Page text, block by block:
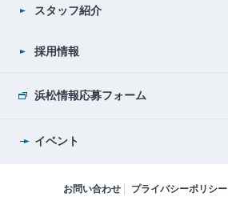
スタッフ紹介
採用情報
浜松情報応募フォーム
イベント
お問い合わせ プライバシーポリシー